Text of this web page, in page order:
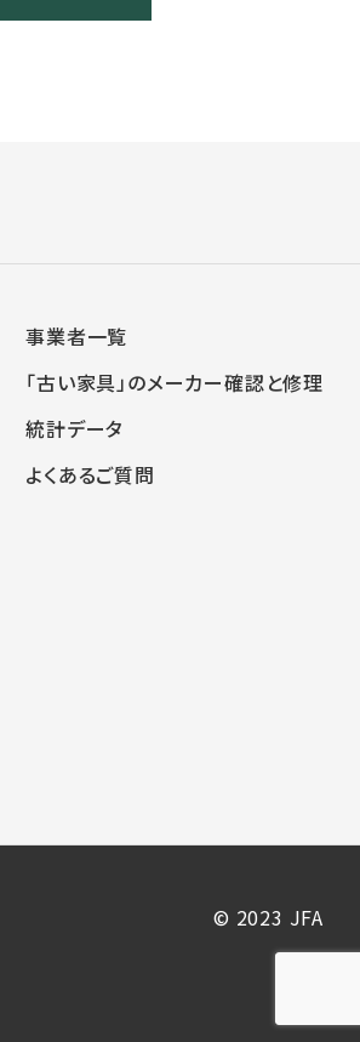
事業者一覧
「古い家具」のメーカー確認と修理
統計データ
よくあるご質問
© 2023 JFA